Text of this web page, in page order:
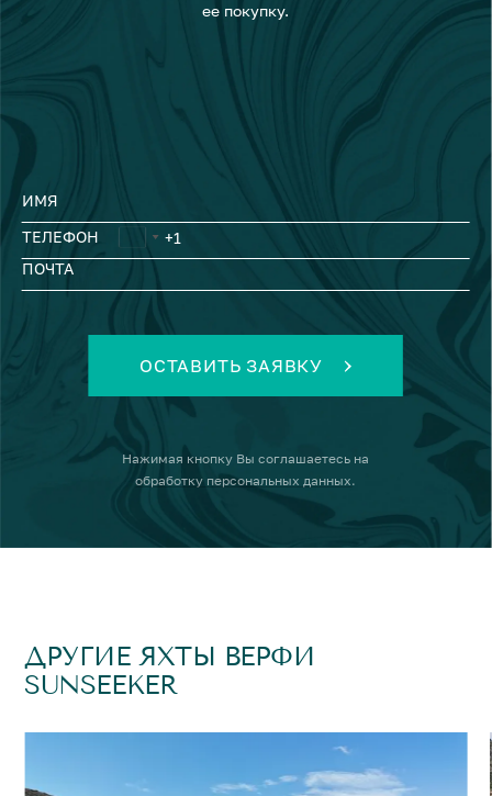
ее покупку.
ИМЯ
ТЕЛЕФОН
ПОЧТА
ОСТАВИТЬ ЗАЯВКУ
Нажимая кнопку Вы соглашаетесь на
обработку персональных данных.
ДРУГИЕ ЯХТЫ ВЕРФИ
SUNSEEKER